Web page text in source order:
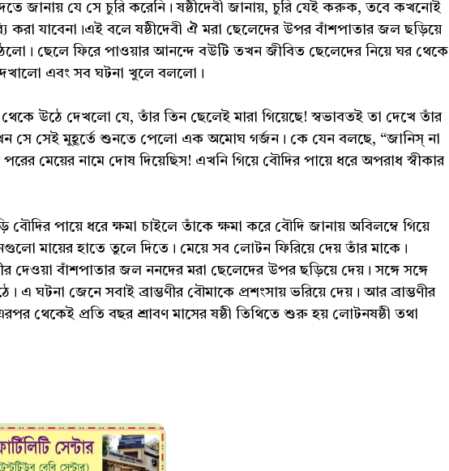
জানায় যে সে চুরি করেনি। ষষ্ঠীদেবী জানায়, চুরি যেই করুক, তবে কখনোই
করা যাবেনা।এই বলে ষষ্ঠীদেবী ঐ মরা ছেলেদের উপর বাঁশপাতার জল ছড়িয়ে
ছেলে ফিরে পাওয়ার আনন্দে বউটি তখন জীবিত ছেলেদের নিয়ে ঘর থেকে
এবং সব ঘটনা খুলে বললো।
থেকে উঠে দেখলো যে, তাঁর তিন ছেলেই মারা গিয়েছে! স্বভাবতই তা দেখে তাঁর
সে সেই মুহূর্তে শুনতে পেলো এক অমোঘ গর্জন। কে যেন বলছে, “জানিস্ না
মেয়ের নামে দোষ দিয়েছিস! এখনি গিয়ে বৌদির পায়ে ধরে অপরাধ স্বীকার
বৌদির পায়ে ধরে ক্ষমা চাইলে তাঁকে ক্ষমা করে বৌদি জানায় অবিলম্বে গিয়ে
মায়ের হাতে তুলে দিতে। মেয়ে সব লোটন ফিরিয়ে দেয় তাঁর মাকে।
দেওয়া বাঁশপাতার জল ননদের মরা ছেলেদের উপর ছড়িয়ে দেয়। সঙ্গে সঙ্গে
এ ঘটনা জেনে সবাই ব্রাম্ভণীর বৌমাকে প্রশংসায় ভরিয়ে দেয়। আর ব্রাম্ভণীর
থেকেই প্রতি বছর শ্রাবণ মাসের ষষ্ঠী তিথিতে শুরু হয় লোটনষষ্ঠী তথা